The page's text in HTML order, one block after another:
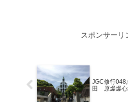
スポンサーリ
JGC修行
田 原爆爆心